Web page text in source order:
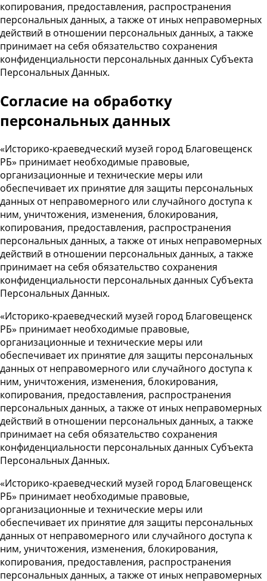
копирования, предоставления, распространения
персональных данных, а также от иных неправомерных
действий в отношении персональных данных, а также
принимает на себя обязательство сохранения
конфиденциальности персональных данных Субъекта
Персональных Данных.
Cогласие на обработку
персональных данных
«Историко-краеведческий музей город Благовещенск
РБ» принимает необходимые правовые,
организационные и технические меры или
обеспечивает их принятие для защиты персональных
данных от неправомерного или случайного доступа к
ним, уничтожения, изменения, блокирования,
копирования, предоставления, распространения
персональных данных, а также от иных неправомерных
действий в отношении персональных данных, а также
принимает на себя обязательство сохранения
конфиденциальности персональных данных Субъекта
Персональных Данных.
«Историко-краеведческий музей город Благовещенск
РБ» принимает необходимые правовые,
организационные и технические меры или
обеспечивает их принятие для защиты персональных
данных от неправомерного или случайного доступа к
ним, уничтожения, изменения, блокирования,
копирования, предоставления, распространения
персональных данных, а также от иных неправомерных
действий в отношении персональных данных, а также
принимает на себя обязательство сохранения
конфиденциальности персональных данных Субъекта
Персональных Данных.
«Историко-краеведческий музей город Благовещенск
РБ» принимает необходимые правовые,
организационные и технические меры или
обеспечивает их принятие для защиты персональных
данных от неправомерного или случайного доступа к
ним, уничтожения, изменения, блокирования,
копирования, предоставления, распространения
персональных данных, а также от иных неправомерных